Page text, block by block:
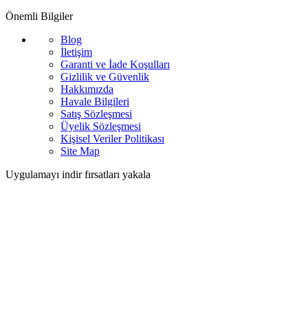
Önemli Bilgiler
Blog
İletişim
Garanti ve İade Koşulları
Gizlilik ve Güvenlik
Hakkımızda
Havale Bilgileri
Satış Sözleşmesi
Üyelik Sözleşmesi
Kişisel Veriler Politikası
Site Map
Uygulamayı indir fırsatları yakala